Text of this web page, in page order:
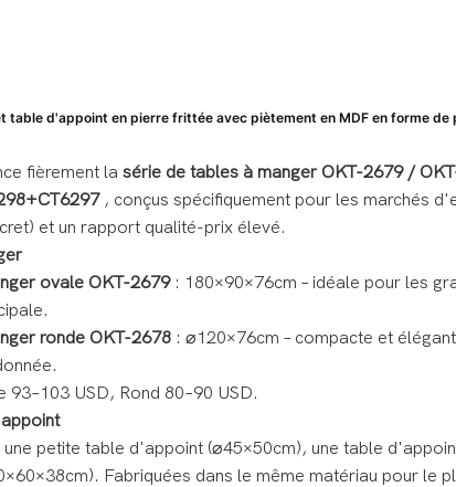
table d'appoint en pierre frittée avec piètement en MDF en forme de
fièrement la série de tables à manger OKT-2679 /
, conçus spécifiquement pour les marchés
et un rapport qualité-prix élevé.
ovale OKT-2679: 180×90×76cm – idéale pour les
ronde OKT-2678 : ⌀120×76cm – compacte et
93–103 USD, Rond 80–90 USD.
petite table d'appoint (⌀45×50cm), une table
Fabriquées dans le même matériau pour le